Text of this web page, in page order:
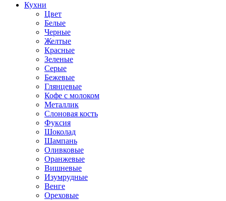
Кухни
Цвет
Белые
Черные
Желтые
Красные
Зеленые
Серые
Бежевые
Глянцевые
Кофе с молоком
Металлик
Слоновая кость
Фуксия
Шоколад
Шампань
Оливковые
Оранжевые
Вишневые
Изумрудные
Венге
Ореховые